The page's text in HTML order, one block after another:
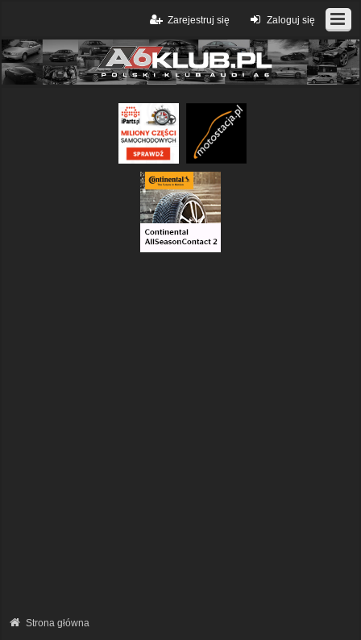
Zaloguj się
Zarejestruj się
Strona główna